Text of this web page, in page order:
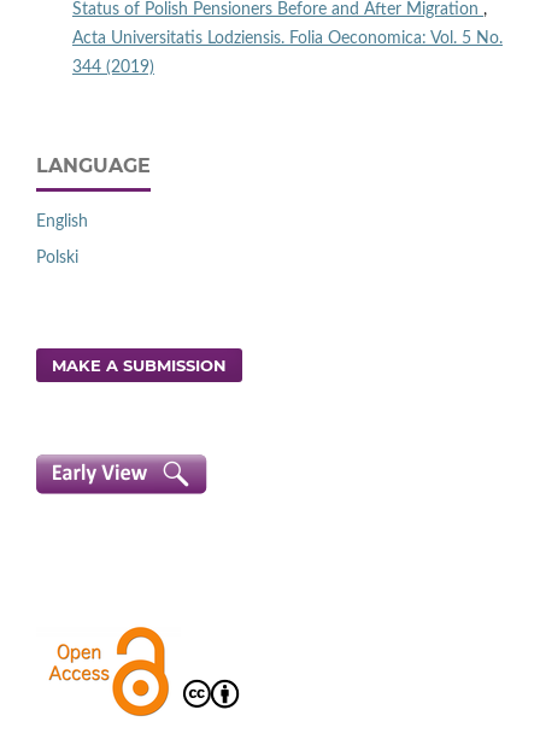
Status of Polish Pensioners Before and After Migration ,
Acta Universitatis Lodziensis. Folia Oeconomica: Vol. 5 No.
344 (2019)
LANGUAGE
English
Polski
MAKE A SUBMISSION